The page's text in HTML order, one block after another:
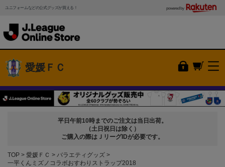
ユニフォームなどの公式グッズが買える！ powered by
愛媛ＦＣ
平日午前10時までのご注文は当日出荷。
（土日祝日は除く）
ご購入の際はＪリーグIDが必要です。
TOP 愛媛ＦＣ
バラエティグッズ
一平くんミズノコラボおすわりストラップ2018